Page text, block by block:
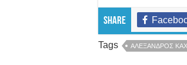
Share
Tags ΑΛΕΞΑΝΔΡΟΣ